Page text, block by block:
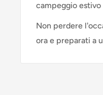
campeggio estivo
Non perdere
ora e preparati a